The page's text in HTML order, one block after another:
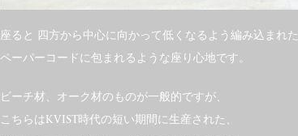
座ると 四方から中心に向かって低くなるよう編み込まれた
ペーパーコードに包まれるような座り心地です。
ビーチ材、オーク材のものが一般的ですが、
こちらはKVIST時代の短い期間に生産された、